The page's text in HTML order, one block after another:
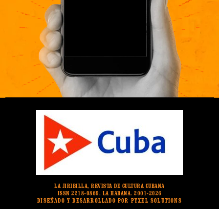
LA JIRIBILLA, REVISTA DE CULTURA CUBANA
ISSN 2218-0869. LA HABANA. 2001-2026
DISEÑADO Y DESARROLLADO POR PYXEL SOLUTIONS